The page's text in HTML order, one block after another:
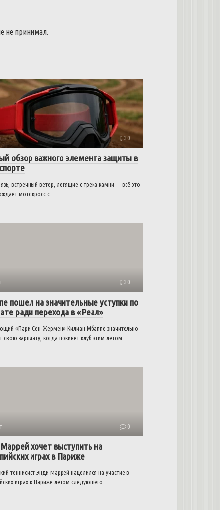
не принимал.
0
обзор важного элемента защиты в
встречный ветер, летящие с трека камни — всё это
мотокросс с
0
пошел на значительные уступки по
ради перехода в «Реал»
«Пари Сен-Жермен» Килиан Мбаппе значительно
свою зарплату, когда покинет клуб этим летом.
0
хочет выступить на
играх в Париже
теннисист Энди Маррей нацелился на участие в
играх в Париже летом следующего